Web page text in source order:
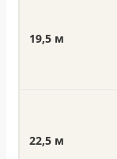
19,5 м
22,5 м